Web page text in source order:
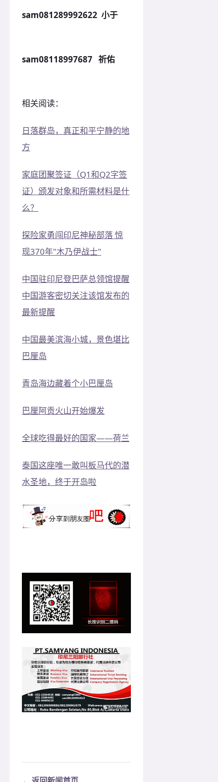
sam081289992622 小于
sam08118997687 祈佑
相关阅读：
日落群岛，真正和平宁静的地
方
家庭团聚签证（Q1和Q2字签
证）颁发对象和所需材料是什
么？
探险家勇闯印尼神秘部落 惊
现370年"木乃伊战士"
中国驻印尼登巴萨总领馆提醒
中国游客密切关注该馆发布的
最新提醒
中国最美滨海小城，景色堪比
巴厘岛
青岛海边藏着个小巴厘岛
巴厘阿贡火山开始爆发
全球吃得最好的国家——荷兰
泰国这座唯一敢叫板马代的潜
水圣地，终于开岛啦